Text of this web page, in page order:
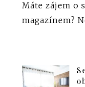
Máte zájem o
magazínem?